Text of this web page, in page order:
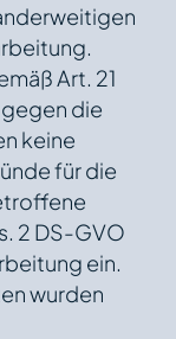
Art. 21
die
keine
für die
2 DS-GVO
ein.
wurden